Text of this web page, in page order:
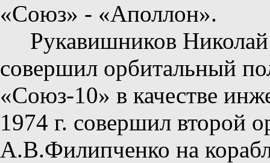
«Союз» - «Аполлон».
Рукавишников
совершил орбитальный
«Союз-10» в качестве
1974 г. совершил второй
А.В.Филипченко на